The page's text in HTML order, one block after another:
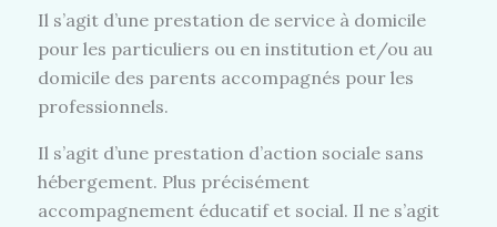
Il s’agit d’une prestation de service à domicile
pour les particuliers ou en institution et/ou au
domicile des parents accompagnés pour les
professionnels.
Il s’agit d’une prestation d’action sociale sans
hébergement. Plus précisément
accompagnement éducatif et social. Il ne s’agit